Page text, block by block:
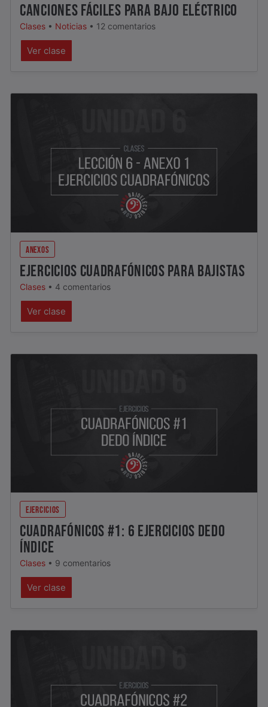
CANCIONES FÁCILES PARA BAJO ELÉCTRICO
Clases • Noticias • 12 comentarios
Ver clase
ANEXOS
EJERCICIOS CUADRAFÓNICOS PARA BAJISTAS
Clases • 4 comentarios
Ver clase
EJERCICIOS
CUADRAFÓNICOS #1: 6 EJERCICIOS DEDO
ÍNDICE
Clases • 9 comentarios
Ver clase